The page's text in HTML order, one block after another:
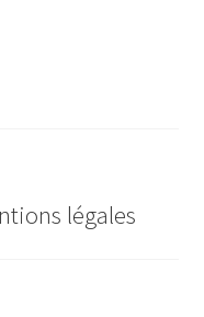
légales